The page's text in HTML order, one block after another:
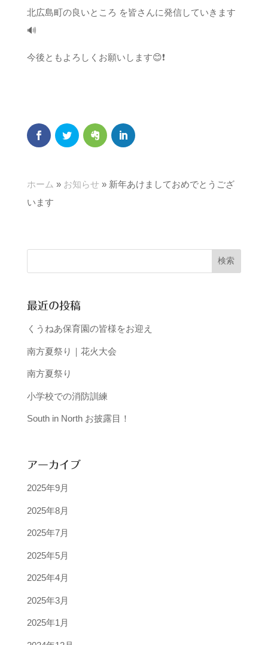
北広島町の良いところ を皆さんに発信していきます
🔊
今後ともよろしくお願いします😊❗
ホーム » お知らせ » 新年あけましておめでとうござ
います
最近の投稿
くうねあ保育園の皆様をお迎え
南方夏祭り｜花火大会
南方夏祭り
小学校での消防訓練
South in North お披露目！
アーカイブ
2025年9月
2025年8月
2025年7月
2025年5月
2025年4月
2025年3月
2025年1月